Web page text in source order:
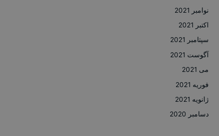
نوامبر 2021
اکتبر 2021
سپتامبر 2021
آگوست 2021
می 2021
فوریه 2021
ژانویه 2021
دسامبر 2020